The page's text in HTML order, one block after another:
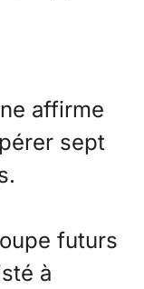
affirme
sept
futurs
à